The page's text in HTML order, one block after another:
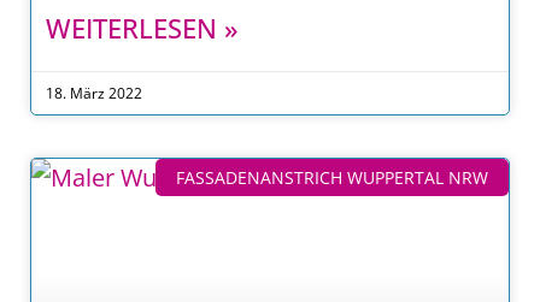
WEITERLESEN »
18. März 2022
FASSADENANSTRICH WUPPERTAL NRW